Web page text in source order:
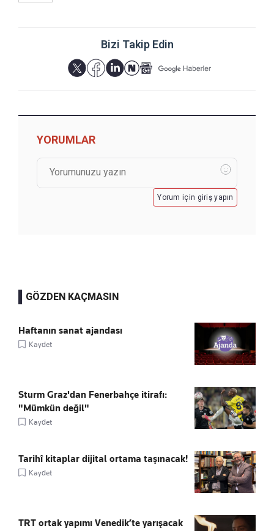
Bizi Takip Edin
YORUMLAR
Yorum için giriş yapın
GÖZDEN KAÇMASIN
Haftanın sanat ajandası
Kaydet
Sturm Graz'dan Fenerbahçe itirafı:
"Mümkün değil"
Kaydet
Tarihî kitaplar dijital ortama taşınacak!
Kaydet
TRT ortak yapımı Venedik’te yarışacak